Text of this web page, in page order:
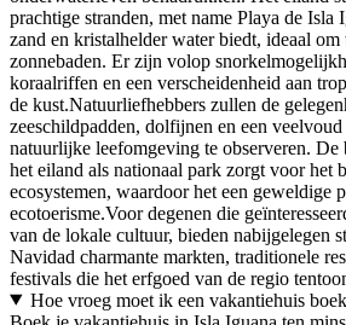
prachtige stranden, met name Playa de Isla
zand en kristalhelder water biedt, ideaal om
zonnebaden. Er zijn volop
koraalriffen en een verscheidenheid aan
de kust.Natuurliefhebbers zullen de
zeeschildpadden, dolfijnen en een
natuurlijke leefomgeving te observeren. De
het eiland als nationaal park zorgt voor het
ecosystemen, waardoor het een geweldige
ecotoerisme.Voor degenen die
van de lokale cultuur, bieden nabijgelegen
Navidad charmante markten, traditionele
festivals die het erfgoed van de regio
Hoe vroeg moet ik een vakantiehuis